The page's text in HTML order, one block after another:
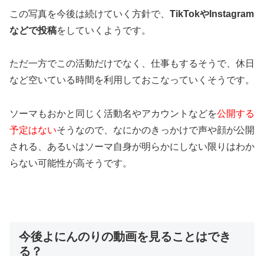
この写真を今後は続けていく方針で、 TikTokやInstagram
などで投稿をしていくようです。
ただ一方でこの活動だけでなく、仕事もするそうで、休日
など空いている時間を利用しておこなっていくそうです。
ソーマもおかと 同じく活動名やアカウントなどを公開する
予定はないそうなので、なにかのきっかけで声や顔が公開
される、あるいはソーマ自身が明らかにしない限りはわか
らない可能性が高そうです。
今後よにんのりの動画を見ることはでき
る？